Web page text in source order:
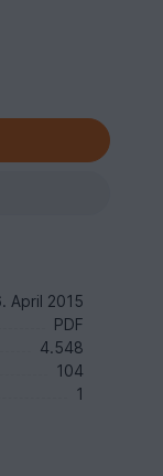
April 2015
PDF
4.548
104
1